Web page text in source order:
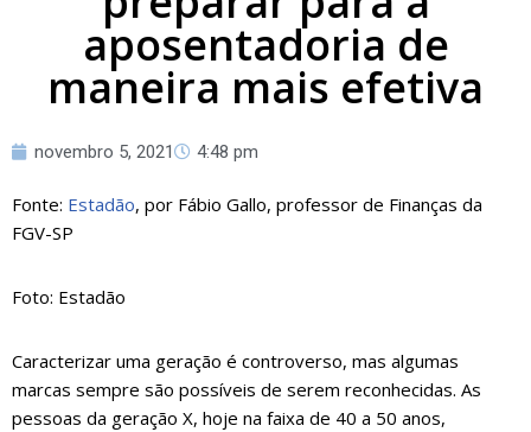
aposentadoria de
maneira mais efetiva
novembro 5, 2021 4:48 pm
Fonte: Estadão, por Fábio Gallo, professor de Finanças da
FGV-SP
Foto: Estadão
Caracterizar uma geração é controverso, mas algumas
marcas sempre são possíveis de serem reconhecidas. As
pessoas da geração X, hoje na faixa de 40 a 50 anos,